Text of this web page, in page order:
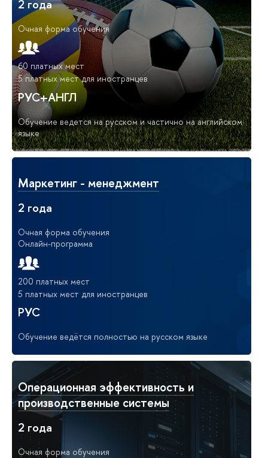
2 года
Очная форма обучения
60 платных мест
5 платных мест для иностранцев
РУС+АНГЛ
Обучение ведется на русском и частично на английском
языке
Маркетинг - менеджмент
2 года
Очная форма обучения
Онлайн-программа
200 платных мест
5 платных мест для иностранцев
РУС
Обучение ведётся полностью на русском языке
Операционная эффективность и
производственные системы
2 года
Очная форма обучения